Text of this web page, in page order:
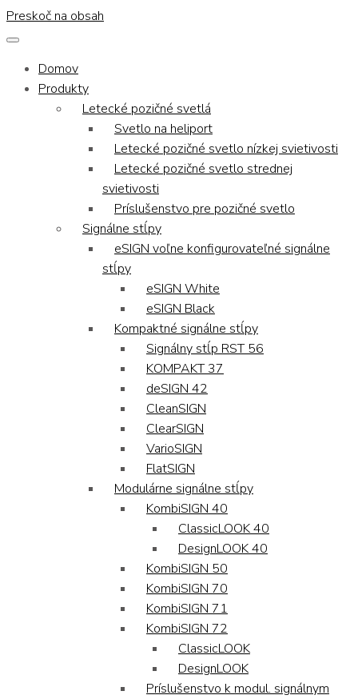
Preskoč na obsah
Domov
Produkty
Letecké pozičné svetlá
Svetlo na heliport
Letecké pozičné svetlo nízkej svietivosti
Letecké pozičné svetlo strednej
svietivosti
Príslušenstvo pre pozičné svetlo
Signálne stĺpy
eSIGN voľne konfigurovateľné signálne
stĺpy
eSIGN White
eSIGN Black
Kompaktné signálne stĺpy
Signálny stĺp RST 56
KOMPAKT 37
deSIGN 42
CleanSIGN
ClearSIGN
VarioSIGN
FlatSIGN
Modulárne signálne stĺpy
KombiSIGN 40
ClassicLOOK 40
DesignLOOK 40
KombiSIGN 50
KombiSIGN 70
KombiSIGN 71
KombiSIGN 72
ClassicLOOK
DesignLOOK
Príslušenstvo k modul. signálnym